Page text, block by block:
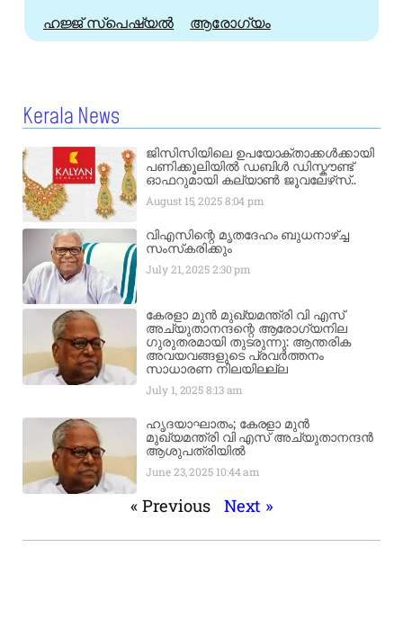
ഹജ്ജ്‌ സ്പെഷ്യൽ ആരോഗ്യം
Kerala News
ജിസിസിയിലെ ഉപയോക്താക്കൾക്കായി
പണിക്കൂലിയിൽ ഡബിൾ ഡിസ്കൗണ്ട്
ഓഫറുമായി കല്യാൺ ജൂവലേഴ്‌സ്..
August 15, 20258:04 pm
വിഎസിന്റെ മൃതദേഹം ബുധനാഴ്ച്ച
സംസ്‌കരിക്കും
July 21, 20252:30 pm
കേരളാ മുൻ മുഖ്യമന്ത്രി വി എസ്
അച്യുതാനന്ദന്റെ ആരോഗ്യനില
ഗുരുതരമായി തുടരുന്നു: ആന്തരിക
അവയവങ്ങളുടെ പ്രവർത്തനം
സാധാരണ നിലയിലല്ല
July 1, 20258:13 am
ഹൃദയാഘാതം; കേരളാ മുൻ
മുഖ്യമന്ത്രി വി എസ് അച്യുതാനന്ദൻ
ആശുപത്രിയിൽ
June 23, 2025 10:44 am
« Previous Next »